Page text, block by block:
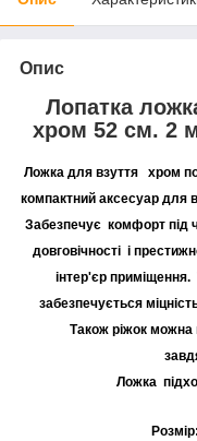
Опис
Лопатка
хром 52 см. 2
Ложка для взуття хром
компактний аксесуар для
Забезпечує комфорт під
довговічності і
інтер'єр
забезпечується
Також ріжок можна
Ложка